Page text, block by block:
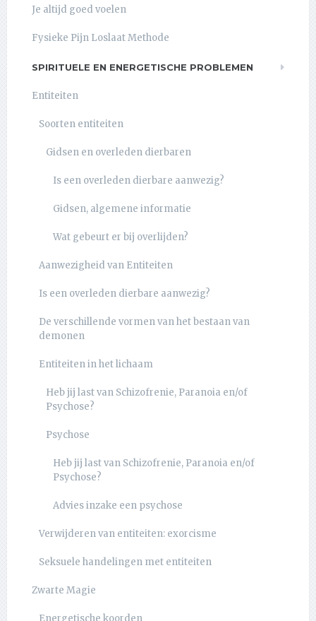
Je altijd goed voelen
Fysieke Pijn Loslaat Methode
SPIRITUELE EN ENERGETISCHE PROBLEMEN
Entiteiten
Soorten entiteiten
Gidsen en overleden dierbaren
Is een overleden dierbare aanwezig?
Gidsen, algemene informatie
Wat gebeurt er bij overlijden?
Aanwezigheid van Entiteiten
Is een overleden dierbare aanwezig?
De verschillende vormen van het bestaan van
demonen
Entiteiten in het lichaam
Heb jij last van Schizofrenie, Paranoia en/of
Psychose?
Psychose
Heb jij last van Schizofrenie, Paranoia en/of
Psychose?
Advies inzake een psychose
Verwijderen van entiteiten: exorcisme
Seksuele handelingen met entiteiten
Zwarte Magie